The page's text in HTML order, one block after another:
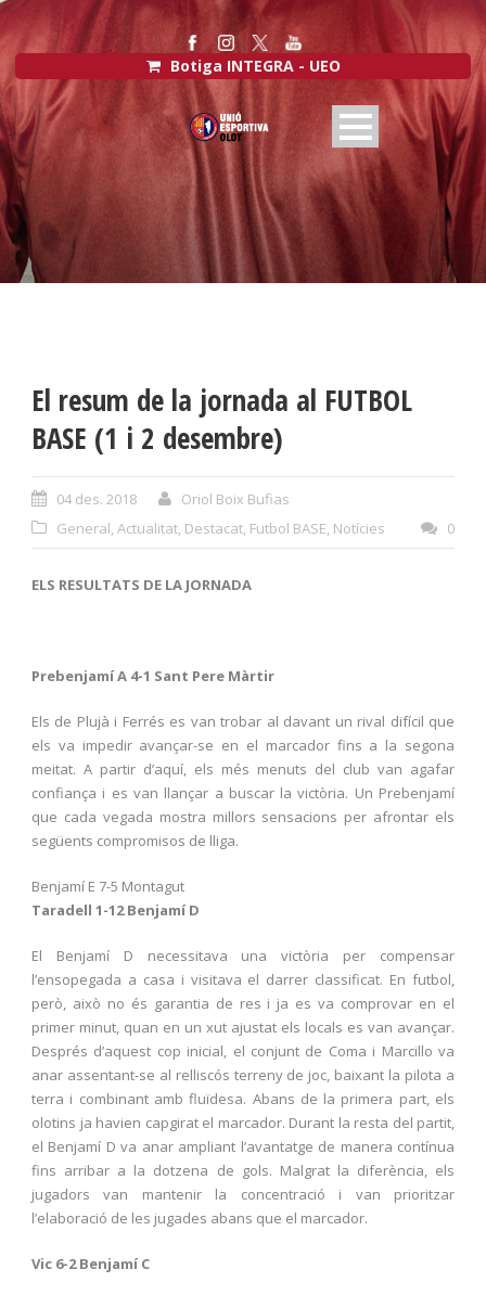
Botiga INTEGRA - UEO
El resum de la jornada al FUTBOL
BASE (1 i 2 desembre)
04 des. 2018
Oriol Boix Bufias
General, Actualitat, Destacat, Futbol BASE, Notícies 0
ELS RESULTATS DE LA JORNADA
Prebenjamí A 4-1 Sant Pere Màrtir
Els de Plujà i Ferrés es van trobar al davant un rival difícil que
els va impedir avançar-se en el marcador fins a la segona
meitat. A partir d’aquí, els més menuts del club van agafar
confiança i es van llançar a buscar la victòria. Un Prebenjamí
que cada vegada mostra millors sensacions per afrontar els
següents compromisos de lliga.
Benjamí E 7-5 Montagut
Taradell 1-12 Benjamí D
El Benjamí D necessitava una victòria per compensar
l’ensopegada a casa i visitava el darrer classificat. En futbol,
però, això no és garantia de res i ja es va comprovar en el
primer minut, quan en un xut ajustat els locals es van avançar.
Després d’aquest cop inicial, el conjunt de Coma i Marcillo va
anar assentant-se al relliscós terreny de joc, baixant la pilota a
terra i combinant amb fluïdesa. Abans de la primera part, els
olotins ja havien capgirat el marcador. Durant la resta del partit,
el Benjamí D va anar ampliant l’avantatge de manera contínua
fins arribar a la dotzena de gols. Malgrat la diferència, els
jugadors van mantenir la concentració i van prioritzar
l’elaboració de les jugades abans que el marcador.
Vic 6-2 Benjamí C